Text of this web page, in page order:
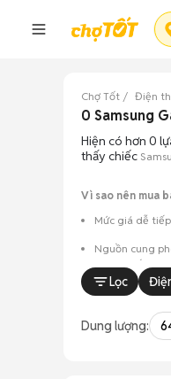
Chợ Tốt Điện
0 Samsung
Hiện có hơn 0
thấy chiếc
Vì sao nên mua
Mức giá dễ
Nguồn cung
và màu sắc.
Giao dịch
Mua bán
Lọc
Dung lượng: